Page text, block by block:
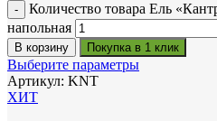
Количество товара Ель
напольная
В корзину Покупка в 1 клик
Выберите параметры
Артикул: KNT
ХИТ